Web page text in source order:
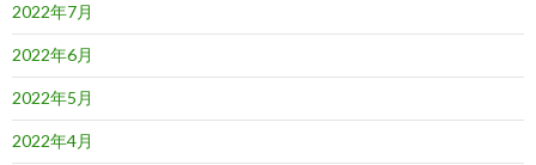
2022年7月
2022年6月
2022年5月
2022年4月